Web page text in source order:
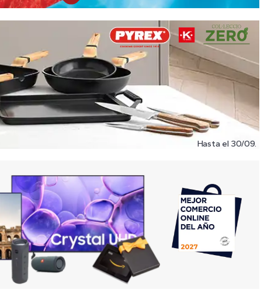
Hasta el 30/09.